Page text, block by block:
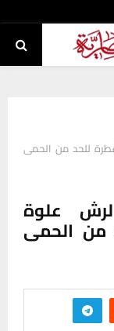
للحد من الحمى
علوة
من الحمى